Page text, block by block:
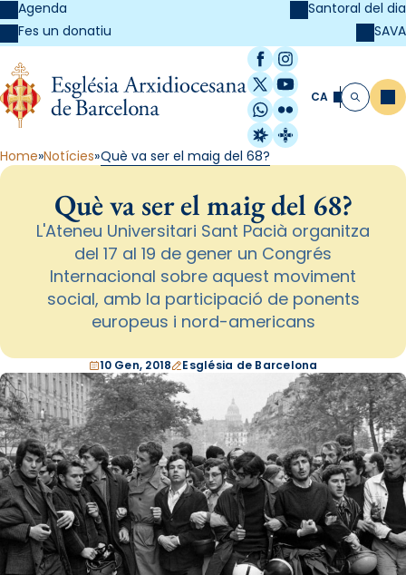
Agenda
Fes un donatiu
Santoral del dia
SAVA
Facebook
Instagram
X / Twitter
YouTube
WhatsApp
Flickr
Radio Estel
Catalunya
CA Cerca
Home Notícies Què va ser el maig del 68?
Què va ser el maig del 68?
L'Ateneu Universitari Sant Pacià organitza
del 17 al 19 de gener un Congrés
Internacional sobre aquest moviment
social, amb la participació de ponents
europeus i nord-americans
10 Gen, 2018 Església de Barcelona